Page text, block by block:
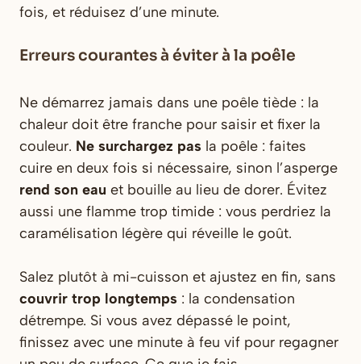
fois, et réduisez d’une minute.
Erreurs courantes à éviter à la poêle
Ne démarrez jamais dans une poêle tiède : la
chaleur doit être franche pour saisir et fixer la
couleur. Ne surchargez pas la poêle : faites
cuire en deux fois si nécessaire, sinon l’asperge
rend son eau et bouille au lieu de dorer. Évitez
aussi une flamme trop timide : vous perdriez la
caramélisation légère qui réveille le goût.
Salez plutôt à mi-cuisson et ajustez en fin, sans
couvrir trop longtemps : la condensation
détrempe. Si vous avez dépassé le point,
finissez avec une minute à feu vif pour regagner